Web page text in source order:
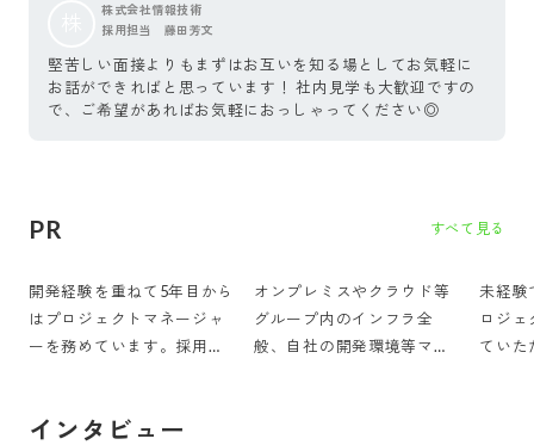
株式会社情報技術
採用担当 藤田芳文
堅苦しい面接よりもまずはお互いを知る場としてお気軽に
お話ができればと思っています！ 社内見学も大歓迎ですの
で、ご希望があればお気軽におっしゃってください◎
PR すべて見る
開発経験を重ねて5年目から
はプロジェクトマネージャ
ーを務めています。採用面
ます。
オンプレミスやクラウド等
グループ内のインフラ全
般、自社の開発環境等マル
未経験
ロジ
ていた
インタビュー